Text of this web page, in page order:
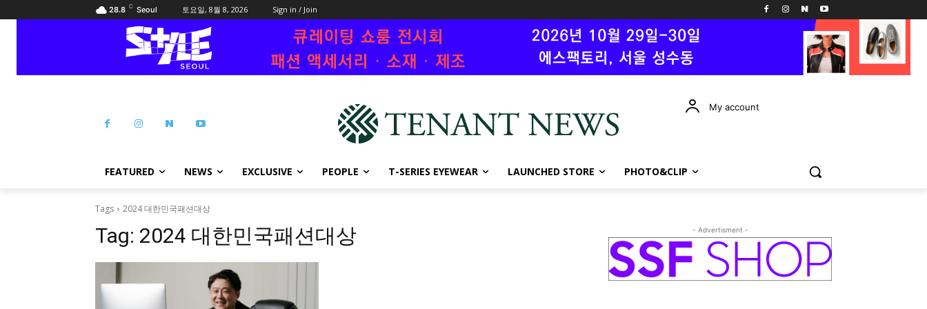
28.8 C Seoul 토요일, 8월 8, 2026 Sign in / Join
My account
FEATURED NEWS EXCLUSIVE PEOPLE T-SERIES EYEWEAR LAUNCHED STORE PHOTO&CLIP
Tags 2024 대한민국패션대상
Tag: 2024 대한민국패션대상 - Advertisment -